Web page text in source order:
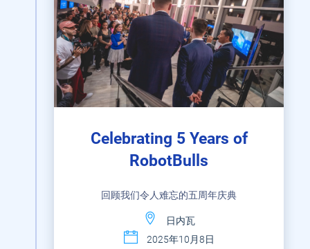
Celebrating 5 Years of
RobotBulls
回顾我们令人难忘的五周年庆典
日内瓦
2025年10月8日